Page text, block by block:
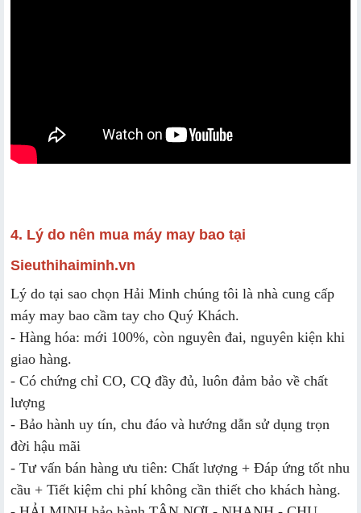
4. Lý do nên mua máy may bao tại
Sieuthihaiminh.vn
Lý do tại sao chọn Hải Minh chúng tôi là nhà cung cấp
máy may bao cầm tay cho Quý Khách.
- Hàng hóa: mới 100%, còn nguyên đai, nguyên kiện khi
giao hàng.
- Có chứng chỉ CO, CQ đầy đủ, luôn đảm bảo về chất
lượng
- Bảo hành uy tín, chu đáo và hướng dẫn sử dụng trọn
đời hậu mãi
- Tư vấn bán hàng ưu tiên: Chất lượng + Đáp ứng tốt nhu
cầu + Tiết kiệm chi phí không cần thiết cho khách hàng.